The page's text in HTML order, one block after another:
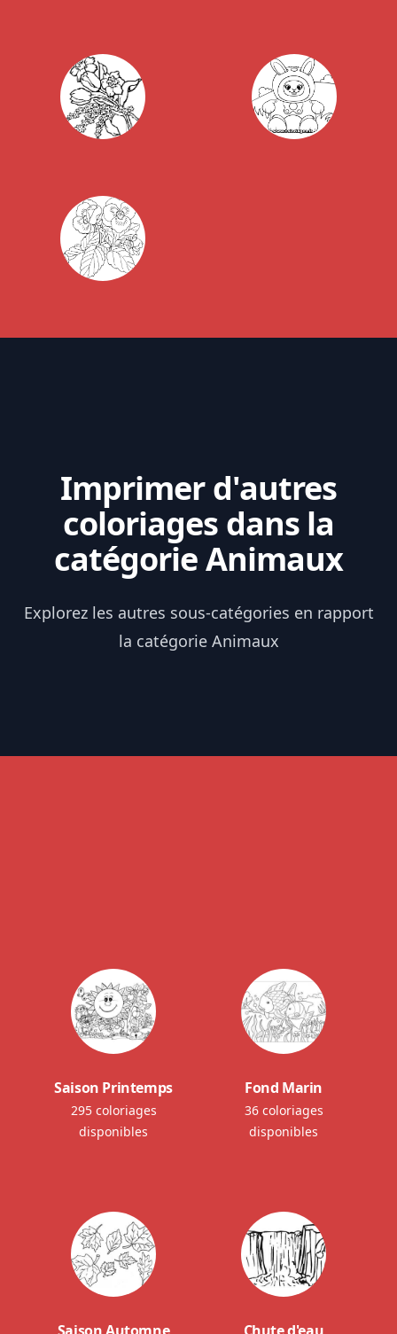
Imprimer d'autres
coloriages dans la
catégorie Animaux
Explorez les autres sous-catégories en rapport
la catégorie Animaux
Saison Printemps
295 coloriages
disponibles
Fond Marin
36 coloriages
disponibles